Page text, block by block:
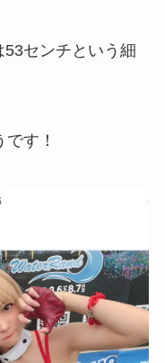
センチという細
す！